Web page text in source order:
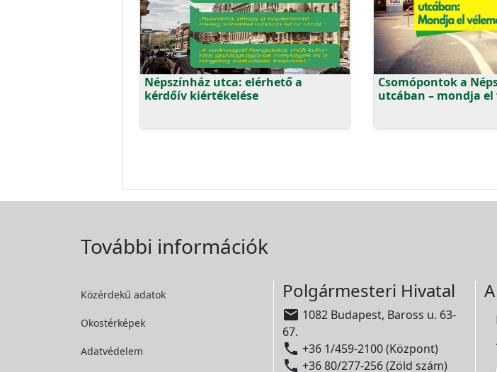
Népszínház utca: elérhető a
kérdőív kiértékelése
Csomópontok a
utcában – mondja
További információk
Közérdekű adatok
Okostérképek
Adatvédelem
Polgármesteri Hivatal
 1082 Budapest, Baross u. 63-
67.
 +36 1/459-2100 (Központ)
 +36 80/277-256 (Zöld szám)